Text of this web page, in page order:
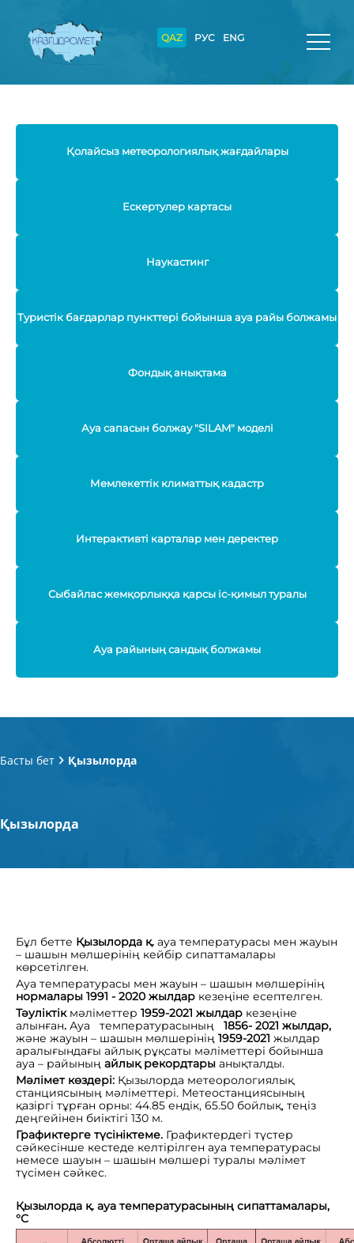
QAZ РУС ENG
Қолайсыз метеорологиялық жағдайлары
Ескертулер картасы
Наукастинг
Туристік бағдарлар пункттері бойынша ауа райы болжамы
Фондық анықтама
Ауа сапасын болжау "SILAM" моделі
Мемлекеттік климаттық кадастр
Интерактивті карталар мен деректер
Сыбайлас жемқорлыққа қарсы іс-қимыл туралы
Ауа райының сандық болжамы
Басты бет Қызылорда
Қызылорда
Бұл бетте Қызылорда қ. ауа температурасы мен жауын
– шашын мөлшерінің кейбір сипаттамалары
көрсетілген.
Ауа температурасы мен жауын – шашын мөлшерінің
нормалары 1991 - 2020 жылдар кезеңіне есептелген.
Тәуліктік мәліметтер 1959-2021 жылдар кезеңіне
алынған. Ауа температурасының 1856- 2021 жылдар,
және жауын – шашын мөлшерінің 1959-2021 жылдар
аралығындағы айлық рұқсаты мәліметтері бойынша
ауа – райының айлық рекордтары анықталды.
Мәлімет көздері: Қызылорда метеорологиялық
станциясының мәліметтері. Метеостанциясының
қазіргі тұрған орны: 44.85 ендік, 65.50 бойлық, теңіз
деңгейінен биіктігі 130 м.
Графиктерге түсініктеме. Графиктердегі түстер
сәйкесінше кестеде келтірілген ауа температурасы
немесе шауын – шашын мөлшері туралы мәлімет
түсімен сәйкес.
Қызылорда қ. ауа температурасының сипаттамалары,
°С